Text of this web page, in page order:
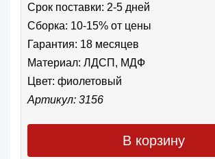
Срок поставки: 2-5 дней
Сборка: 10-15% от цены
Гарантия: 18 месяцев
Материал: ЛДСП, МДФ
Цвет: фиолетовый
Артикул: 3156
В корзину